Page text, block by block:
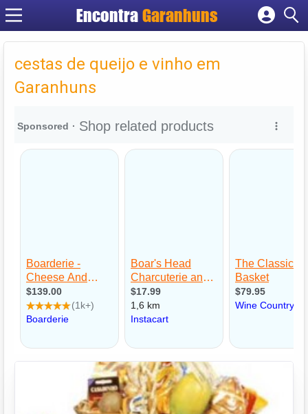
EncontraGaranhuns
Cadastrar empresa
Criar conta
cestas de queijo e vinho em
Garanhuns